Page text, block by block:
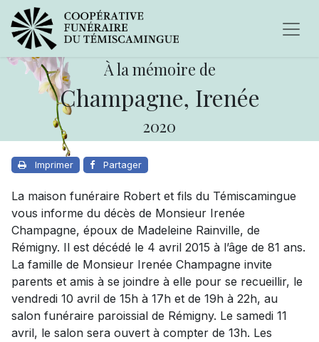
À la mémoire de
Champagne, Irenée
2020
Imprimer Partager
La maison funéraire Robert et fils du Témiscamingue
vous informe du décès de Monsieur Irenée
Champagne, époux de Madeleine Rainville, de
Rémigny. Il est décédé le 4 avril 2015 à l’âge de 81 ans.
La famille de Monsieur Irenée Champagne invite
parents et amis à se joindre à elle pour se recueillir, le
vendredi 10 avril de 15h à 17h et de 19h à 22h, au
salon funéraire paroissial de Rémigny. Le samedi 11
avril, le salon sera ouvert à compter de 13h. Les